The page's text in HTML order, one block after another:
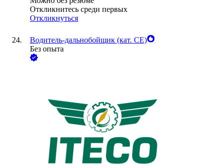
Откликнитесь среди первых
Откликнуться
Водитель-дальнобойщик (кат. CE)
Без опыта